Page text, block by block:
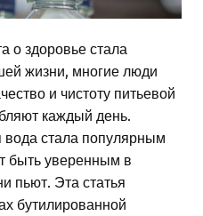
о здоровье стала
жизни, многие люди
и чистоту питьевой
каждый день.
вода стала популярным
быть уверенным в
пьют. Эта статья
бутилированной